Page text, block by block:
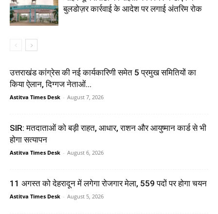
बुलडोज़र कार्रवाई के आदेश पर लगाई अंतरिम रोक
उत्तराखंड कांग्रेस की नई कार्यकारिणी समेत 5 प्रमुख समितियों का
किया ऐलान, दिग्गज नेताओं...
Astitva Times Desk - August 7, 2026
SIR: मतदाताओं को बड़ी राहत, आधार, राशन और आयुष्मान कार्ड से भी
होगा सत्यापन
Astitva Times Desk - August 6, 2026
11 अगस्त को देहरादून में लगेगा रोजगार मेला, 559 पदों पर होगा चयन
Astitva Times Desk - August 5, 2026